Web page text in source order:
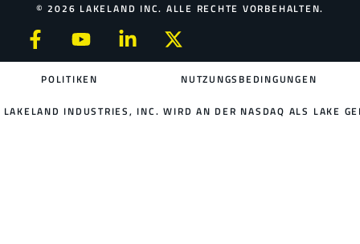
© 2026 LAKELAND INC. ALLE RECHTE VORBEHALTEN.
POLITIKEN NUTZUNGSBEDINGUNGEN
LAKELAND INDUSTRIES, INC. WIRD AN DER NASDAQ ALS LAKE